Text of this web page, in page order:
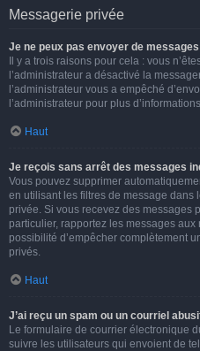
Messagerie privée
Je ne peux pas envoyer de
Il y a trois raisons pour cela : vous
l’administrateur a désactivé la
l’administrateur vous a empêché
l’administrateur pour plus
Haut
Je reçois sans arrêt des messages
Vous pouvez supprimer
en utilisant les filtres de message dans
privée. Si vous recevez des messages
particulier, rapportez les messages
possibilité d’empêcher complètement
privés.
Haut
J’ai reçu un spam ou un courriel
Le formulaire de courrier électronique
suivre les utilisateurs qui envoient de